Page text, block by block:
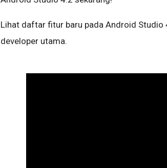
Lihat daftar fitur baru pada Android Studio
developer utama.